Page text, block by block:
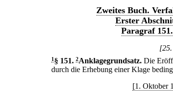
Zweites Buch.
Erster
Paragraf
1 § 151. 2Anklagegrundsatz. Die
durch die Erhebung einer Klage
[1. Oktober